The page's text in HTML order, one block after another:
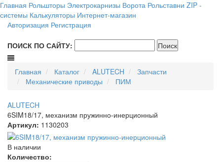
Главная Рольшторы Электрокарнизы Ворота Рольставни ZIP -
системы Калькуляторы Интернет-магазин
Авторизация Регистрация
ПОИСК ПО САЙТУ:
Главная Каталог ALUTECH
Запчасти
Механические приводы
ПИМ
ALUTECH
6SIM18/17, механизм пружинно-инерционный
Артикул: 1130203
В наличии
Количество: